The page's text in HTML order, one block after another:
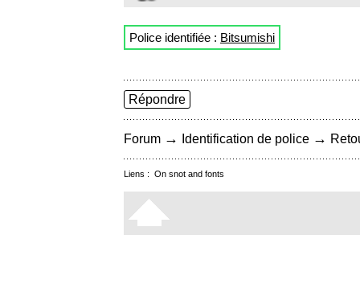
Police identifiée : Bitsumishi
Répondre
Forum → Identification de police →
Liens : On snot and fonts